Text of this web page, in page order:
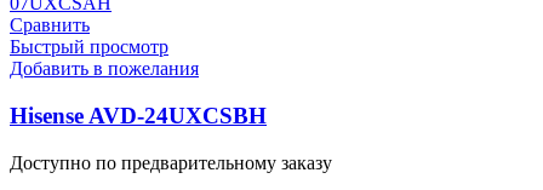
Сравнить
Быстрый просмотр
Добавить в пожелания
Hisense AVD-24UXCSBH
Доступно по предварительному заказу